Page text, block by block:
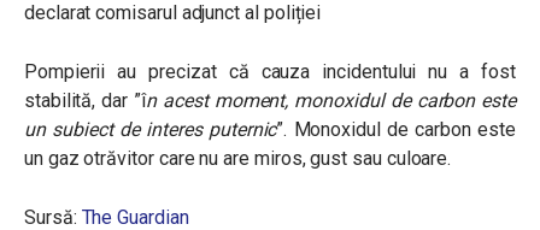
declarat comisarul adjunct al poliției
Pompierii au precizat că cauza incidentului nu a fost
stabilită, dar ”în acest moment, monoxidul de carbon este
un subiect de interes puternic”. Monoxidul de carbon este
un gaz otrăvitor care nu are miros, gust sau culoare.
Sursă: The Guardian